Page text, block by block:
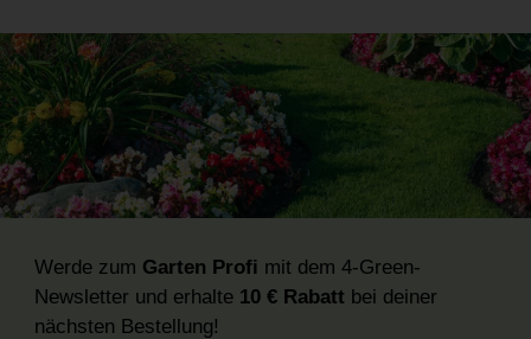
Werde zum Garten Profi mit dem 4-Green-
Newsletter und erhalte 10 € Rabatt bei deiner
nächsten Bestellung!